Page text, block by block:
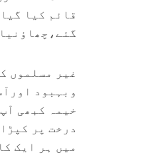
قائم کیا
غیر مسلموں
وبہبود
خیمہ کبھی
درخت پر
میں ہر ایک